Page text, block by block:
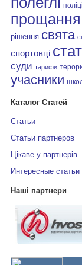
прощання
рішення свята
спортовці
суди тарифи
учасники
Каталог Статей
Статьи
Статьи партнеров
Цікаве у партнерів
Интересные статьи
Наші партнери